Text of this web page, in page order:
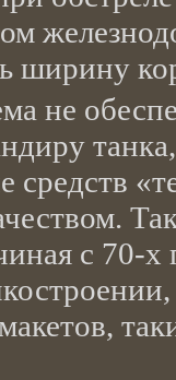
ширину
не
средств
с 70-